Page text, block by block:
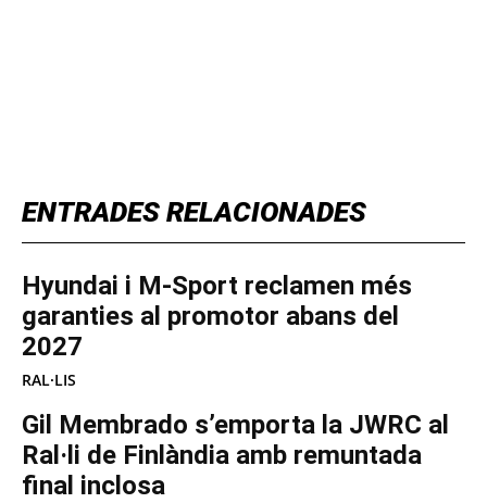
ENTRADES RELACIONADES
Hyundai i M-Sport reclamen més
garanties al promotor abans del
2027
RAL·LIS
Gil Membrado s’emporta la JWRC al
Ral·li de Finlàndia amb remuntada
final inclosa